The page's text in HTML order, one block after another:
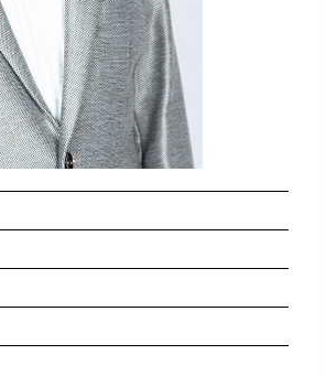
ニメ『戦隊大失格』
大直会 2nd season